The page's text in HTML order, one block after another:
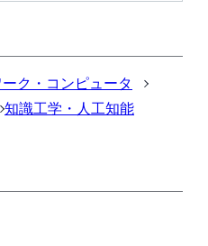
ク・コンピュータ
知識工学・人工知能